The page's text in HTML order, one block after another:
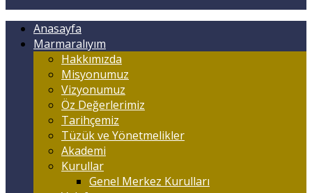
Anasayfa
Marmaralıyım
Hakkımızda
Misyonumuz
Vizyonumuz
Öz Değerlerimiz
Tarihçemiz
Tüzük ve Yönetmelikler
Akademi
Kurullar
Genel Merkez Kurulları